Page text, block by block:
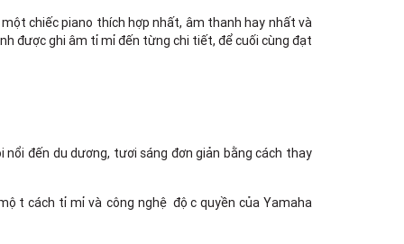
Gian hàng G9-10 TTTM Discovery
Complex, số 302 Cầu Giấy, Phường
Cầu Giấy, Hà Nội , Cầu Giấy , Hà Nội
Số 94 Láng Hạ, Phường Láng, Hà Nội,
chiếc piano thích hợp nhất, âm thanh hay nhất và
được ghi âm tỉ mỉ đến từng chi tiết, để cuối cùng đạt
đến du dương, tươi sáng đơn giản bằng cách thay
cách tỉ mỉ và công nghệ độc quyền của Yamaha